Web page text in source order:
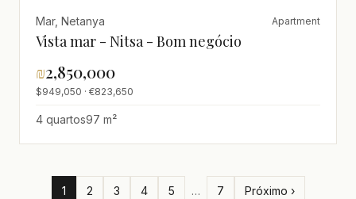
Mar, Netanya Apartment
Vista mar - Nitsa - Bom negócio
₪2,850,000
$949,050 · €823,650
4 quartos97 m²
1 2 3 4 5 … 7 Próximo ›